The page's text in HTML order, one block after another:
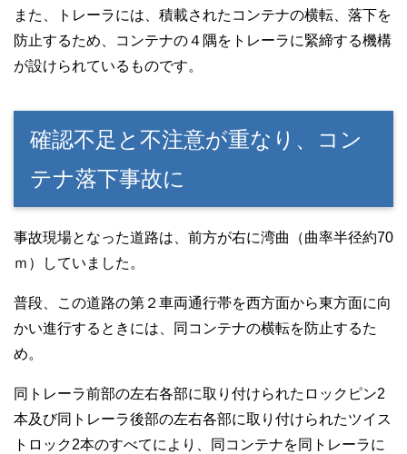
また、トレーラには、積載されたコンテナの横転、落下を
防止するため、コンテナの４隅をトレーラに緊締する機構
が設けられているものです。
確認不足と不注意が重なり、コン
テナ落下事故に
事故現場となった道路は、前方が右に湾曲（曲率半径約70
ｍ）していました。
普段、この道路の第２車両通行帯を西方面から東方面に向
かい進行するときには、同コンテナの横転を防止するた
め。
同トレーラ前部の左右各部に取り付けられたロックピン2
本及び同トレーラ後部の左右各部に取り付けられたツイス
トロック2本のすべてにより、同コンテナを同トレーラに